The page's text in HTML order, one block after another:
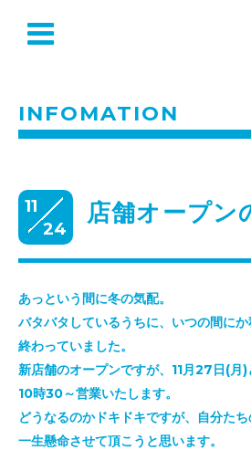
INFOMATION
11
24
店舗オープン
あっという間に冬の気配。
バタバタしているうちに、いつの間に
終わっていました。
新店舗のオープンですが、11月27日(月)
10時30～営業いたします。
どうなるのかドキドキですが、自分た
一生懸命させて頂こうと思います。